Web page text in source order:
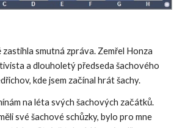
zastihla smutná zpráva. Zemřel Honza
a dlouholetý předseda šachového
kde jsem začínal hrát šachy.
na léta svých šachových začátků.
své šachové schůzky, bylo pro mne